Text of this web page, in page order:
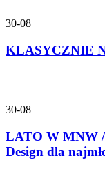
30-08
KLASYCZNIE
30-08
LATO W MNW
Design dla